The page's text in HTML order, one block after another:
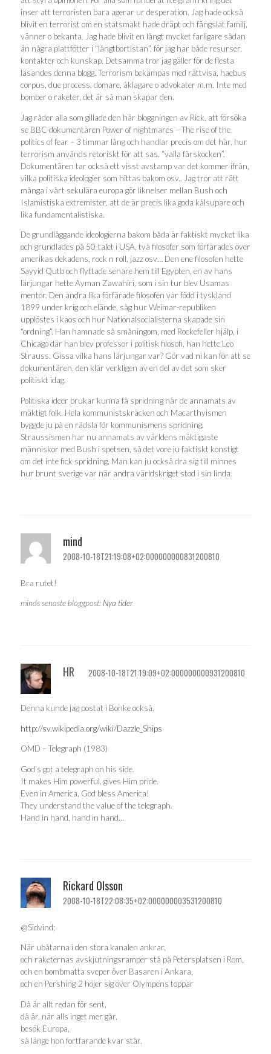
inser att terroristen bara agerar ur desperation. Jag hade också
blivit en terrorist om en statsmakt hade dräpt och fängslat familj,
vänner o bekanta. Jag hade blivit en långt mycket farligare sådan
än några plattfötter i “långtbortistan”, för jag har både resurser,
kontakter och kunskap. Detsamma tror jag gäller för de flesta
läsandes denna blogg. Terrorism bekämpas med rättvisa, haebus
corpus, due process, domare, åklagare o advokater m.m. Inte med
bomber o raketer, det är så man skapar den.
Jag råder alla som gillade den här bloggningen av Rick, att försöka
se BBC-dokumentären Power of nightmares – The rise of the
politics of fear – 3 timmar lång och handlar precis om det här, hur
terrorism används retoriskt för att sas. “valla fårskocken”.
Dokumentären tar också ett visst avstamp var det kommer ifrån,
vilka politiska ideologier som hittas bakom osv.. Jag tror att rätt
många i vårt sekulära europa gör liknelser mellan Bush och
Islamistiska extremister, att de är precis lika goda kålsupare och
lika fundamentalistiska.
De grundläggande ideologierna bakom båda är faktiskt mycket lika
och grundlades på 50-talet i USA, två filosofer som förfärades över
amerikas dekadens, rock n roll, jazz osv… Den ene filosofen hette
Sayyid Qutb och flyttade senare hem till Egypten, en av hans
lärjungar hette Ayman Zawahiri, som i sin tur blev Usamas
mentor. Den andra lika förfärade filosofen var född i tyskland
1899 under krig och elände, såg hur Weimar-republiken
upplöstes i kaos och hur Nationalsocialisterna skapade sin
“ordning”. Han hamnade så småningom, med Rockefeller hjälp, i
Chicago där han blev professor i politisk filosofi, han hette Leo
Strauss. Gissa vilka hans lärjungar var? Gör vad ni kan för att se
dokumentären, den klär verkligen av en del av det som sker
politiskt idag.
Politiska ideer brukar kunna få spridning när de annamats av
mäktigt folk. Hela kommunistskräcken och Macarthyismen
byggde ju på en rädsla för kommunismens spridning.
Straussismen har nu annamats av världens mäktigaste
människor med Bush i spetsen, så det vore ju faktiskt konstigt
om det inte fick spridning. Man kan ju också dra sig till minnes
hur brunt sverige var när andra världskriget stod i sin linda.
mind
2008-10-18T21:19:08+02:000000000831200810
Bra rutet!
minds senaste bloggpost: Nya tider
HR 2008-10-18T21:19:09+02:000000000931200810
Denna kunde jag postat i Bonke också.
http://sv.wikipedia.org/wiki/Dazzle_Ships
OMD – Telegraph (1983)
God’s got a telegraph on his side.
It makes Him powerful, gives Him pride.
Even in America, God bless America!
They understand the value of the telegraph.
Hand in hand, hand in hand…
Rickard Olsson
2008-10-18T22:08:35+02:000000003531200810
@Sidvind;
När ubåtarna i den stora kanalen ankrar,
och raketernas avskjutningsramper stå på Petersplatsen i Rom,
och en bombmatta sveper över Basaren i Ankara,
och en Pershing-2 höjer sig över Olympens toppar
Då är allt redan för sent,
då är, när alls inget mer går,
besök Europa,
så länge hon fortfarande kvar står.